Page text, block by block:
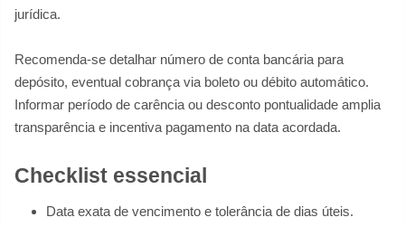
jurídica.
Recomenda-se detalhar número de conta bancária para
depósito, eventual cobrança via boleto ou débito automático.
Informar período de carência ou desconto pontualidade amplia
transparência e incentiva pagamento na data acordada.
Checklist essencial
Data exata de vencimento e tolerância de dias úteis.